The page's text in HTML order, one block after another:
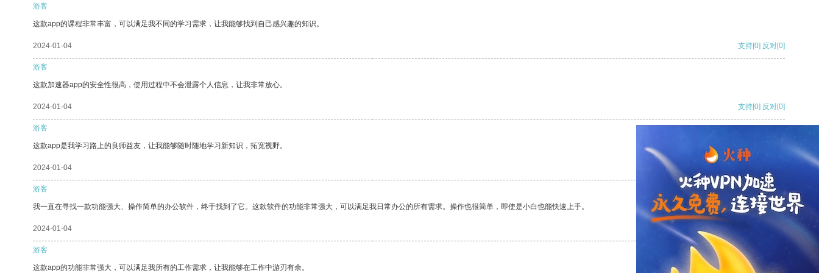
游客
这款app的课程非常丰富，可以满足我不同的学习需求，让我能够找到自己感兴趣的知识。
2024-01-04 支持[0] 反对[0]
游客
这款加速器app的安全性很高，使用过程中不会泄露个人信息，让我非常放心。
2024-01-04 支持[0] 反对[0]
游客
这款app是我学习路上的良师益友，让我能够随时随地学习新知识，拓宽视野。
2024-01-04
游客
我一直在寻找一款功能强大、操作简单的办公软件，终于找到了它。这款软件的功能非常强大，可以满足我日常办公的所有需求。操作也很简单，即使是小白也能快速上手。
2024-01-04 反对
游客
这款app的功能非常强大，可以满足我所有的工作需求，让我能够在工作中游刃有余。